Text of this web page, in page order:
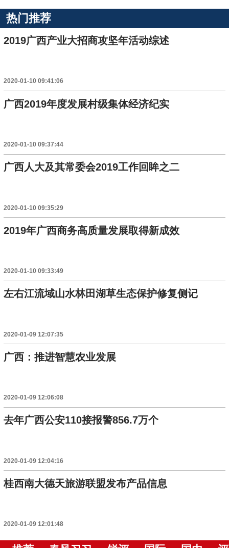
热门推荐
2019广西产业大招商攻坚年活动综述
2020-01-10 09:41:06
广西2019年度发展村级集体经济纪实
2020-01-10 09:37:44
广西人大及其常委会2019工作回眸之二
2020-01-10 09:35:29
2019年广西商务高质量发展取得新成效
2020-01-10 09:33:49
左右江流域山水林田湖草生态保护修复侧记
2020-01-09 12:07:35
广西：推进智慧农业发展
2020-01-09 12:06:08
去年广西公安110接报警856.7万个
2020-01-09 12:04:16
桂西南大德天旅游联盟发布产品信息
2020-01-09 12:01:48